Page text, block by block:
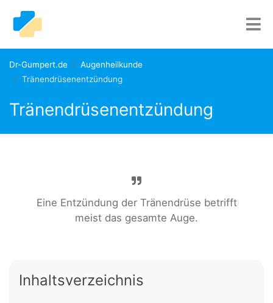
Dr-Gumpert.de
Augenheilkunde
Tränendrüsenentzündung
Tränendrüsenentzündung
Eine Entzündung der Tränendrüse betrifft
meist das gesamte Auge.
Inhaltsverzeichnis